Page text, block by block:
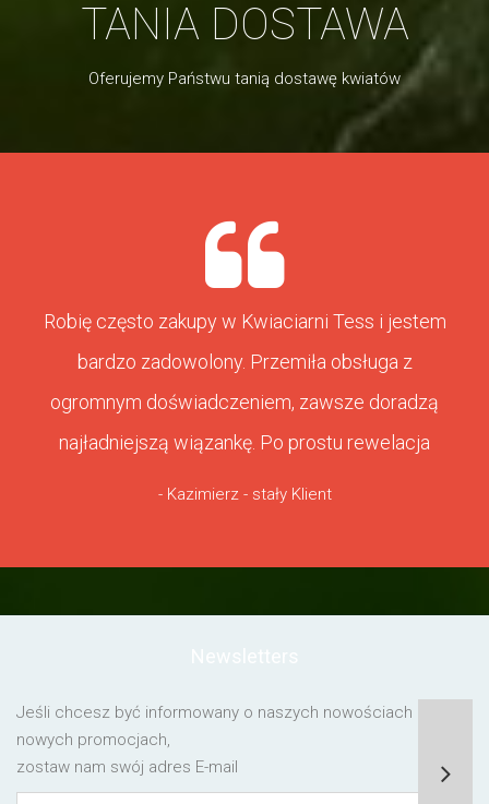
TANIA DOSTAWA
Oferujemy Państwu tanią dostawę kwiatów
Robię często zakupy w Kwiaciarni Tess i jestem
bardzo zadowolony. Przemiła obsługa z
ogromnym doświadczeniem, zawsze doradzą
najładniejszą wiązankę. Po prostu rewelacja
- Kazimierz - stały Klient
Jeśli chcesz być informowany o naszych nowościach lub o
nowych promocjach,
zostaw nam swój adres E-mail